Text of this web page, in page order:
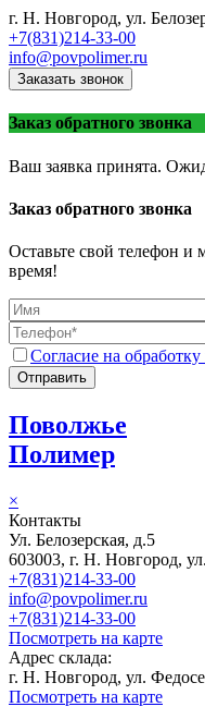
г. Н. Новгород, ул.
+7(831)214-33-00
info@povpolimer.ru
Заказать звонок
Заказ обратного звонка
Ваш заявка принята.
Заказ обратного звонка
Оставьте свой телефон и
время!
Согласие на
Отправить
Поволжье
Полимер
×
Контакты
Ул. Белозерская, д.5
603003, г. Н. Новгород,
+7(831)214-33-00
info@povpolimer.ru
+7(831)214-33-00
Посмотреть на карте
Адрес склада:
г. Н. Новгород, ул.
Посмотреть на карте